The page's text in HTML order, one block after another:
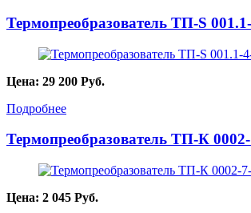
Термопреобразователь ТП-S
Цена: 29 200 Руб.
Подробнее
Термопреобразователь ТП-К
Цена: 2 045 Руб.